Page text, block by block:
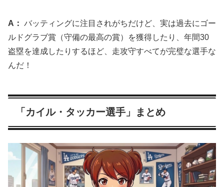
A： バッティングに注目されがちだけど、実は過去にゴー
ルドグラブ賞（守備の最高の賞）を獲得したり、年間30
盗塁を達成したりするほど、走攻守すべてが完璧な選手な
んだ！
「カイル・タッカー選手」まとめ